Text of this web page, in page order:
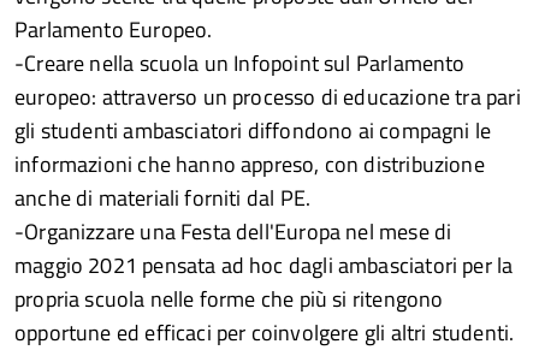
Parlamento Europeo.
-Creare nella scuola un Infopoint sul Parlamento
europeo: attraverso un processo di educazione tra pari
gli studenti ambasciatori diffondono ai compagni le
informazioni che hanno appreso, con distribuzione
anche di materiali forniti dal PE.
-Organizzare una Festa dell'Europa nel mese di
maggio 2021 pensata ad hoc dagli ambasciatori per la
propria scuola nelle forme che più si ritengono
opportune ed efficaci per coinvolgere gli altri studenti.